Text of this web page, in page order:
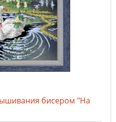
бисером "На